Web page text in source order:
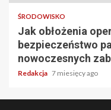
ŚRODOWISKO
Jak obłożenia
bezpieczeństwo
nowoczesnych
Redakcja 7 miesięcy ago